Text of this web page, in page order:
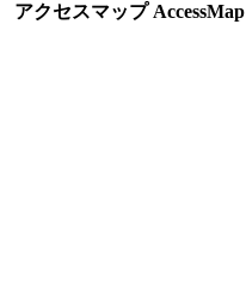
アクセスマップ AccessMap